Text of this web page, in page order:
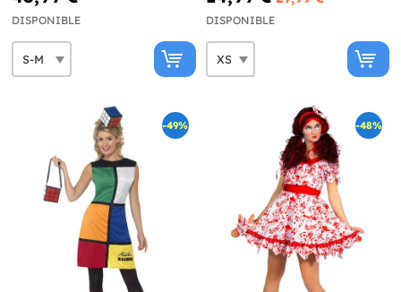
DISPONIBLE DISPONIBLE
-49% -48%